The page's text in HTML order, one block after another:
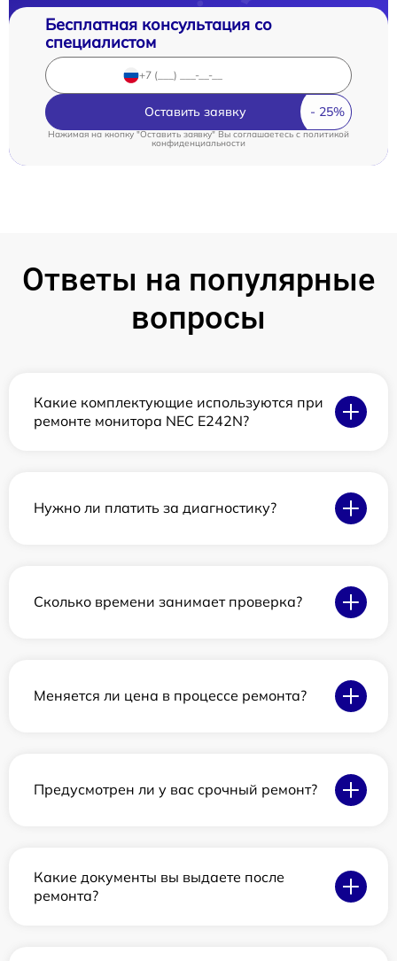
Бесплатная консультация со
специалистом
Оставить заявку
Нажимая на кнопку "Оставить заявку" Вы соглашаетесь cполитикой
конфиденциальности
Ответы на популярные
вопросы
Какие комплектующие используются при
ремонте монитора NEC E242N?
Нужно ли платить за диагностику?
Сколько времени занимает проверка?
Меняется ли цена в процессе ремонта?
Предусмотрен ли у вас срочный ремонт?
Какие документы вы выдаете после
ремонта?